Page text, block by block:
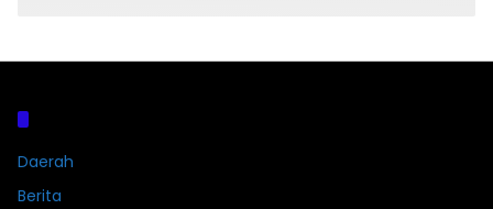
Daerah
Berita